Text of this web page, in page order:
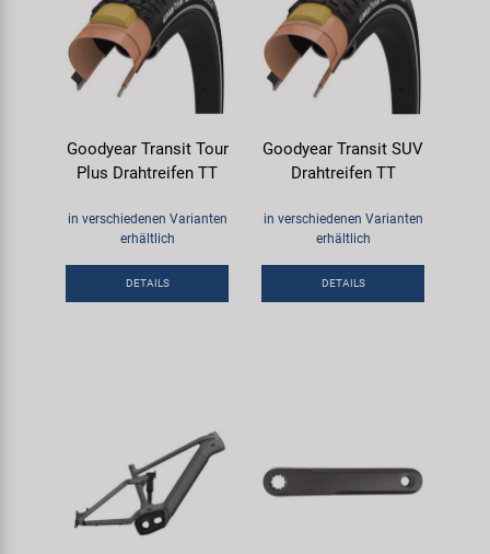
Goodyear Transit Tour
Plus Drahtreifen TT
in verschiedenen Varianten
erhältlich
DETAILS
Goodyear Transit SUV
Drahtreifen TT
in verschiedenen Varianten
erhältlich
DETAILS